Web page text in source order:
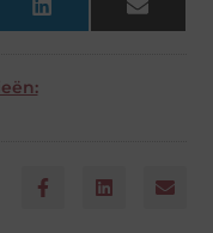
LinkedIn Email